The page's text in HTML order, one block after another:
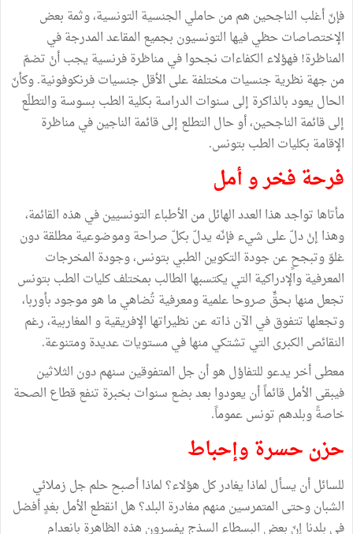
فإنّ أغلب الناجحين هم من حاملي الجنسية التونسية، وثمة بعض
الإختصاصات حظي فيها التونسيون بجميع المقاعد المدرجة في
المناظرة! فهؤلاء الكفاءات نجحوا في مناظرة فرنسية يجب أنْ تضمّ
من جهة نظرية جنسيات مختلفة على الأقل جنسيات فرنكوفونية. وكأنّ
الحال يعود بالذاكرة إلى سنوات الدراسة بكلية الطب بسوسة والتطلّع
إلى قائمة الناجحين، أو حال التطلع إلى قائمة الناجين في مناظرة
الإقامة بكليات الطب بتونس.
فرحة فخر و أمل
مأتاها تواجد هذا العدد الهائل من الأطباء التونسيين في هذه القائمة،
وهذا إنْ دلّ على شيء فإنّه يدلّ بكلّ صراحة وموضوعية مطلقة دون
غلوّ وتبجحٍ عن جودة التكوين الطبي بتونس، وجودة المخرجات
المعرفية والإدراكية التي يكتسبها الطالب بمختلف كليات الطب بتونس
تجعل منها بحقٍّ صروحا علمية ومعرفية تُضاهي ما هو موجود بأوربا،
وتجعلها تتفوق في الآن ذاته عن نظيراتها الإفريقية و المغاربية، رغم
النقائص الكبرى التي تشتكي منها في مستويات عديدة ومتنوعة.
معطى أخر يدعو للتفاؤل هو أن جل المتفوقين سنهم دون الثلاثين
فيبقى الأمل قائماً أن يعودوا بعد بضع سنوات بخبرة تنفع قطاع الصحة
خاصةً وبلدهم تونس عموماً.
حزن حسرة وإحباط
للسائل أن يسأل لماذا يغادر كل هؤلاء؟ لماذا أصبح حلم جل زملائي
الشبان وحتى المتمرسين منهم مغادرة البلد؟ هل انقطع الأمل بغدٍ أفضل
في بلدنا إنّ بعض البسطاء السذج يفسرون هذه الظاهرة بانعدام